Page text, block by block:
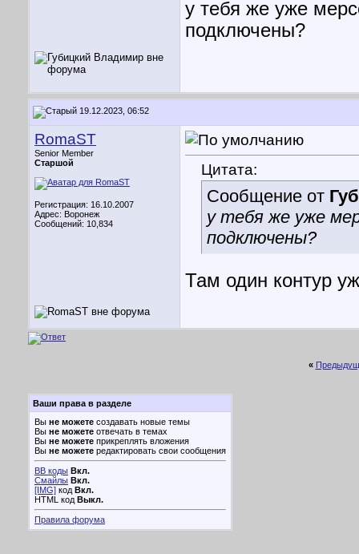
у тебя же уже
подключены?
19.12.2023, 06:52
RomaST
Senior Member
Старшой
Регистрация: 16.10.2007
Адрес: Воронеж
Сообщений: 10,834
Цитата:
Сообщение от
у тебя же уже
подключены?
Там один контур
«
Ваши права в разделе
Вы не можете создавать новые темы
Вы не можете отвечать в темах
Вы не можете прикреплять вложения
Вы не можете редактировать свои сообщения
BB коды Вкл.
Смайлы Вкл.
[IMG] код Вкл.
HTML код Выкл.
Правила форума